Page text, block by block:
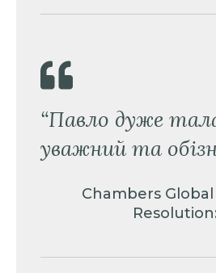
“Павло дуже
уважний та
Chambers